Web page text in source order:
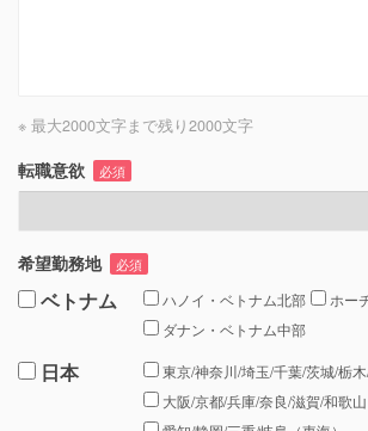
※ 最大2000文字まで残り2000文字
転職意欲 必須
希望勤務地 必須
ベトナム ハノイ・ベトナム北部
ホー
ダナン・ベトナム中部
日本
東京/神奈川/埼玉/千葉/茨城/栃木
大阪/京都/兵庫/奈良/滋賀/和歌山